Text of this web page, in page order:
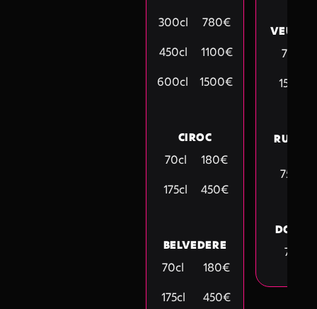
300cl
780€
450cl
1100€
600cl
1500€
CIROC
70cl
180€
175cl
450€
BELVEDERE
70cl
180€
175cl
450€
VEUVE
75cl
150cl
75cl
DOM
75cl